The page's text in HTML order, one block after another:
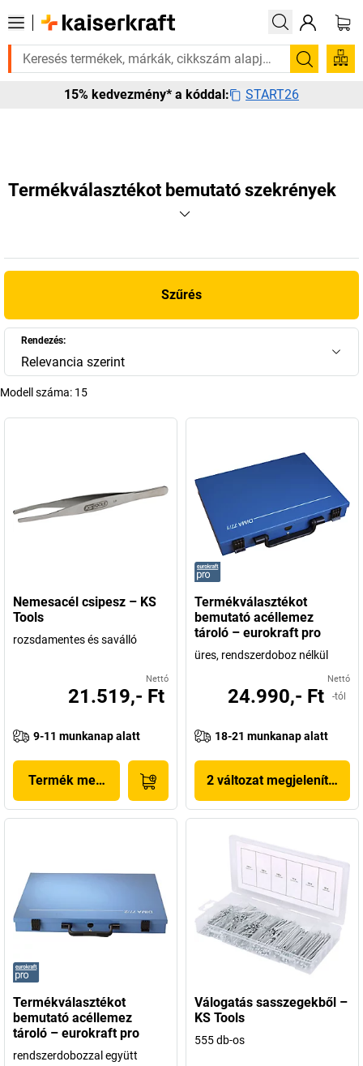
Sürgősen szüksége van rá? Válogatott bestseller
Keresés
15% kedvezmény* a kóddal: START26
Termékválasztékot bemutató szekrények
Szűrés
Rendezés:
Relevancia szerint
Modell száma: 15
Nemesacél csipesz – KS
Tools
rozsdamentes és saválló
Nettó
21.519,- Ft
9-11 munkanap alatt
Termék megjelenítése
Termékválasztékot
bemutató acéllemez
tároló – eurokraft pro
üres, rendszerdoboz nélkül
Nettó
24.990,- Ft -tól
18-21 munkanap alatt
2 változat megjelenítése
Termékválasztékot
bemutató acéllemez
tároló – eurokraft pro
rendszerdobozzal együtt
Válogatás sasszegekből –
KS Tools
555 db-os